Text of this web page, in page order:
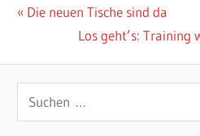
Beitragsnavigation
Vorheriger
Die neuen Tische sind da
Nächster
Los geht’s:
Suchen
nach: